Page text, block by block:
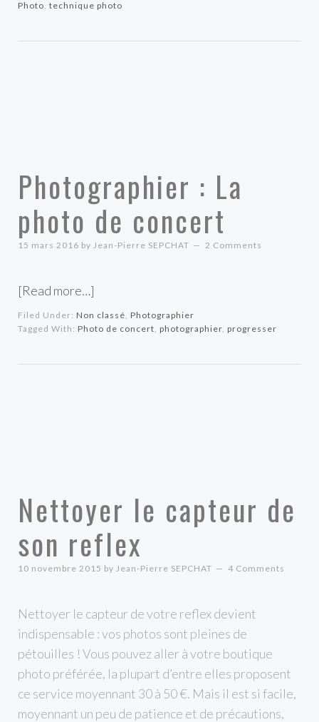
Photo, technique photo
Photographier : La
photo de concert
15 mars 2016 by Jean-Pierre SEPCHAT 2 Comments
[Read more…]
Filed Under: Non classé, Photographier
Tagged With: Photo de concert, photographier, progresser
Nettoyer le capteur de
son reflex
10 novembre 2015 by Jean-Pierre SEPCHAT 4 Comments
Nettoyer le capteur de votre reflex devient
indispensable : vos photos sont pleines de
pétouilles ! Vous pouvez aller à votre boutique
photo préférée, la plupart d’entre elles proposent
ce service moyennant 30 à 50 €. Mais il est si facile,
moyennant un peu de patience et de précautions,